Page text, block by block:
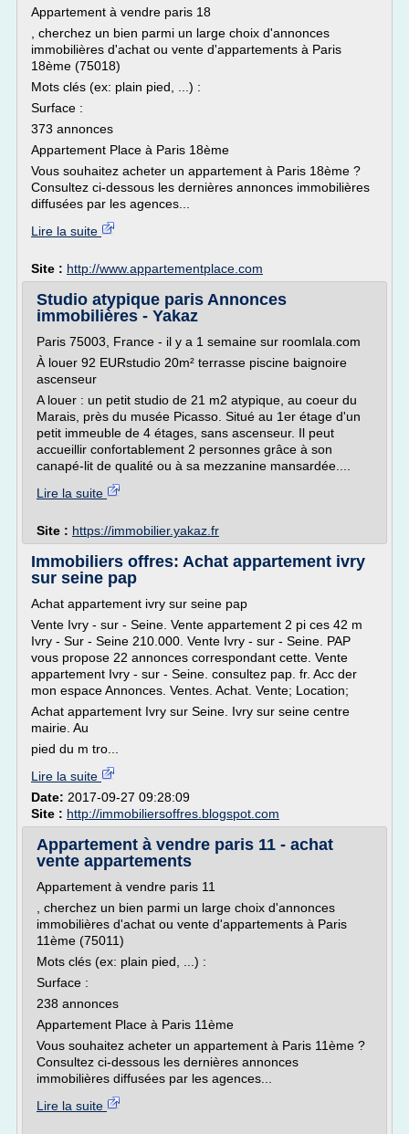
Appartement à vendre paris 18
, cherchez un bien parmi un large choix d'annonces
immobilières d'achat ou vente d'appartements à Paris
18ème (75018)
Mots clés (ex: plain pied, ...) :
Surface :
373 annonces
Appartement Place à Paris 18ème
Vous souhaitez acheter un appartement à Paris 18ème ?
Consultez ci-dessous les dernières annonces immobilières
diffusées par les agences...
Lire la suite
Site : http://www.appartementplace.com
Studio atypique paris Annonces
immobilières - Yakaz
Paris 75003, France - il y a 1 semaine sur roomlala.com
À louer 92 EURstudio 20m² terrasse piscine baignoire
ascenseur
A louer : un petit studio de 21 m2 atypique, au coeur du
Marais, près du musée Picasso. Situé au 1er étage d'un
petit immeuble de 4 étages, sans ascenseur. Il peut
accueillir confortablement 2 personnes grâce à son
canapé-lit de qualité ou à sa mezzanine mansardée....
Lire la suite
Site : https://immobilier.yakaz.fr
Immobiliers offres: Achat appartement ivry
sur seine pap
Achat appartement ivry sur seine pap
Vente Ivry - sur - Seine. Vente appartement 2 pi ces 42 m
Ivry - Sur - Seine 210.000. Vente Ivry - sur - Seine. PAP
vous propose 22 annonces correspondant cette. Vente
appartement Ivry - sur - Seine. consultez pap. fr. Acc der
mon espace Annonces. Ventes. Achat. Vente; Location;
Achat appartement Ivry sur Seine. Ivry sur seine centre
mairie. Au
pied du m tro...
Lire la suite
Date: 2017-09-27 09:28:09
Site : http://immobiliersoffres.blogspot.com
Appartement à vendre paris 11 - achat
vente appartements
Appartement à vendre paris 11
, cherchez un bien parmi un large choix d'annonces
immobilières d'achat ou vente d'appartements à Paris
11ème (75011)
Mots clés (ex: plain pied, ...) :
Surface :
238 annonces
Appartement Place à Paris 11ème
Vous souhaitez acheter un appartement à Paris 11ème ?
Consultez ci-dessous les dernières annonces
immobilières diffusées par les agences...
Lire la suite